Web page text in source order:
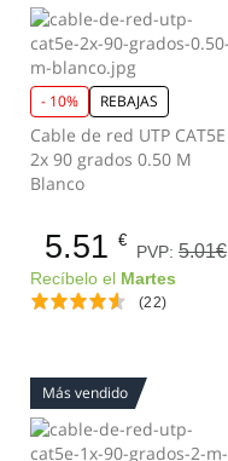
- 10% REBAJAS
Cable de red UTP CAT5E
2x 90 grados 0.50 M
Blanco
5.51 €
PVP: 5.01€
Recíbelo el Martes
(22)
Más vendido